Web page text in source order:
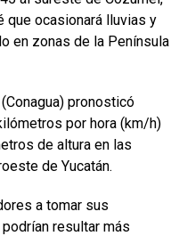
que ocasionará lluvias y
en zonas de la Península
pronosticó
por hora (km/h)
de altura en las
de Yucatán.
a tomar sus
resultar más